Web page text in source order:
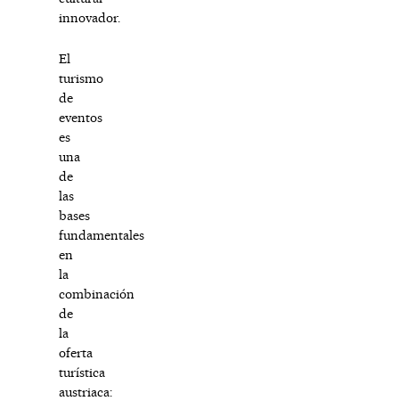
innovador.
El
turismo
de
eventos
es
una
de
las
bases
fundamentales
en
la
combinación
de
la
oferta
turística
austriaca: